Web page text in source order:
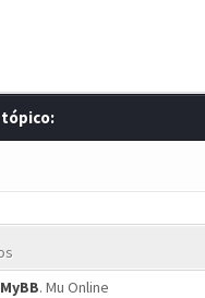
tópico:
MyBB. Mu Online